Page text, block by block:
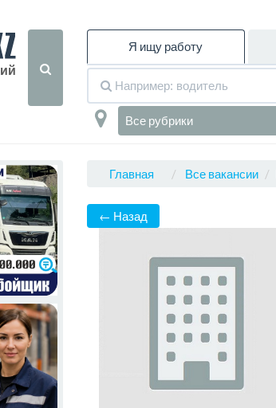
Я ищу работу
Все рубрики
Главная Все вакансии
← Назад